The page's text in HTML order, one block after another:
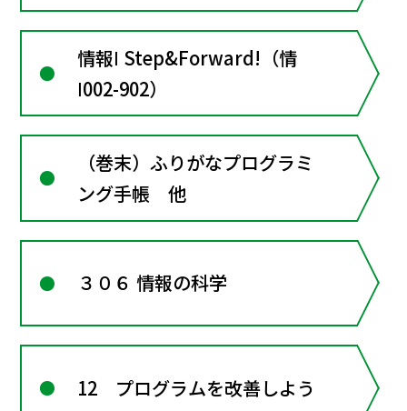
他
情報Ⅰ Step&Forward!（情
Ⅰ002-902）
（巻末）ふりがなプログラミ
ング手帳 他
３０６ 情報の科学
12 プログラムを改善しよう